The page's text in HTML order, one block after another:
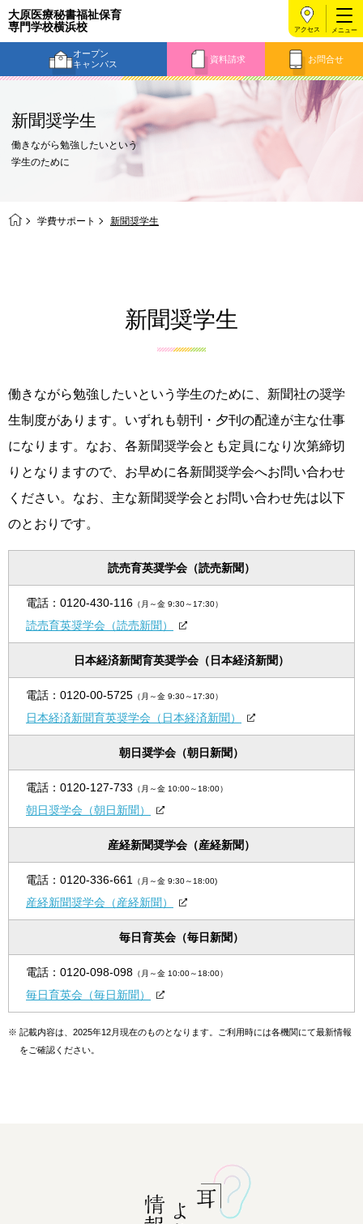
大原医療秘書福祉保育
専門学校横浜校
オープン
キャンパス
資料請求 お問合せ
アクセス
新聞奨学生
働きながら勉強したいという
学生のために
学費サポート 新聞奨学生
新聞奨学生
働きながら勉強したいという学生のために、新聞社の奨学
生制度があります。いずれも朝刊・夕刊の配達が主な仕事
になります。なお、各新聞奨学会とも定員になり次第締切
りとなりますので、お早めに各新聞奨学会へお問い合わせ
ください。なお、主な新聞奨学会とお問い合わせ先は以下
のとおりです。
読売育英奨学会（読売新聞）
電話： 0120-430-116 （月～金 9:30～17:30）
読売育英奨学会（読売新聞）
日本経済新聞育英奨学会（日本経済新聞）
電話： 0120-00-5725 （月～金 9:30～17:30）
日本経済新聞育英奨学会（日本経済新聞）
朝日奨学会（朝日新聞）
電話： 0120-127-733 （月～金 10:00～18:00）
朝日奨学会（朝日新聞）
産経新聞奨学会（産経新聞）
電話： 0120-336-661 （月～金 9:30～18:00)
産経新聞奨学会（産経新聞）
毎日育英会（毎日新聞）
電話： 0120-098-098 （月～金 10:00～18:00）
毎日育英会（毎日新聞）
※ 記載内容は、2025年12月現在のものとなります。ご利用時には各機関にて最新情報
をご確認ください。